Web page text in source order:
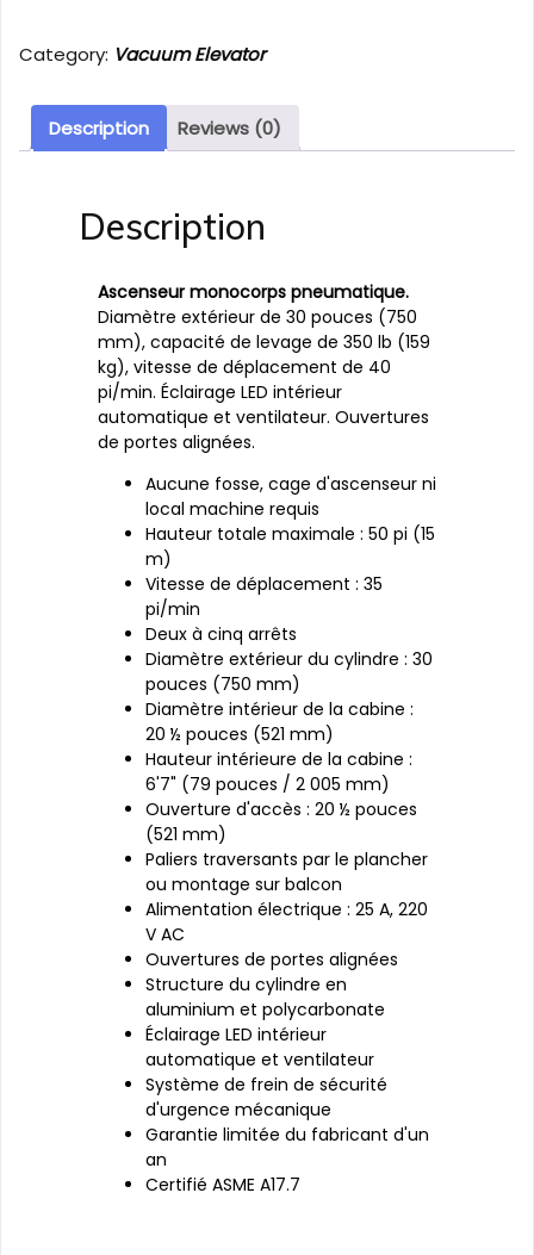
Category: Vacuum Elevator
Description Reviews (0)
Description
Ascenseur monocorps pneumatique.
Diamètre extérieur de 30 pouces (750
mm), capacité de levage de 350 lb (159
kg), vitesse de déplacement de 40
pi/min. Éclairage LED intérieur
automatique et ventilateur. Ouvertures
de portes alignées.
Aucune fosse, cage d'ascenseur ni
local machine requis
Hauteur totale maximale : 50 pi (15
m)
Vitesse de déplacement : 35
pi/min
Deux à cinq arrêts
Diamètre extérieur du cylindre : 30
pouces (750 mm)
Diamètre intérieur de la cabine :
20 ½ pouces (521 mm)
Hauteur intérieure de la cabine :
6'7" (79 pouces / 2 005 mm)
Ouverture d'accès : 20 ½ pouces
(521 mm)
Paliers traversants par le plancher
ou montage sur balcon
Alimentation électrique : 25 A, 220
V AC
Ouvertures de portes alignées
Structure du cylindre en
aluminium et polycarbonate
Éclairage LED intérieur
automatique et ventilateur
Système de frein de sécurité
d'urgence mécanique
Garantie limitée du fabricant d'un
an
Certifié ASME A17.7